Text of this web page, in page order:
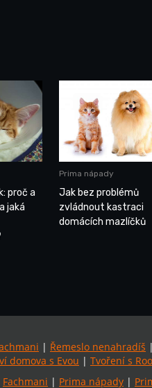
proč a
jaká
Prima nápady
Jak bez problémů
zvládnout kastraci
domácích mazlíčků
| Řemeslo nenahradíš |
domova s Evou | Tvoření s
Fachmani | Prima nápady |